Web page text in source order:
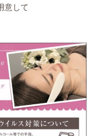
意して